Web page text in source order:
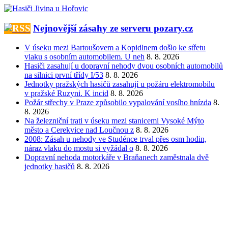
Přeskočit
obsah
Nejnovější zásahy ze serveru pozary.cz
V úseku mezi Bartoušovem a Kopidlnem došlo ke střetu
vlaku s osobním automobilem. U neh 8. 8. 2026
Hasiči zasahují u dopravní nehody dvou osobních automobilů
na silnici první třídy I/53 8. 8. 2026
Jednotky pražských hasičů zasahují u požáru elektromobilu
v pražské Ruzyni. K incid 8. 8. 2026
Požár střechy v Praze způsobilo vypalování vosího hnízda 8.
8. 2026
Na železniční trati v úseku mezi stanicemi Vysoké Mýto
město a Cerekvice nad Loučnou z 8. 8. 2026
2008: Zásah u nehody ve Studénce trval přes osm hodin,
náraz vlaku do mostu si vyžádal o 8. 8. 2026
Dopravní nehoda motorkáře v Braňanech zaměstnala dvě
jednotky hasičů 8. 8. 2026